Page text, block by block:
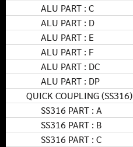
ALU PART : C
ALU PART : D
ALU PART : E
ALU PART : F
ALU PART : DC
ALU PART : DP
QUICK COUPLING (SS316)
SS316 PART : A
SS316 PART : B
SS316 PART : C